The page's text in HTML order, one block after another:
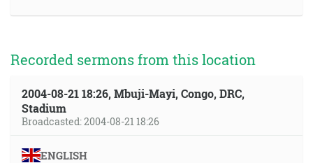
Recorded sermons from this location
2004-08-21 18:26, Mbuji-Mayi, Congo, DRC,
Stadium
Broadcasted: 2004-08-21 18:26
ENGLISH